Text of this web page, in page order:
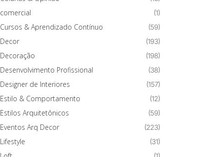
comercial (1)
Cursos & Aprendizado Contínuo (59)
Decor (193)
Decoração (198)
Desenvolvimento Profissional (38)
Designer de Interiores (157)
Estilo & Comportamento (12)
Estilos Arquitetônicos (59)
Eventos Arq Decor (223)
Lifestyle (31)